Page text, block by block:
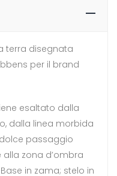
terra disegnata
per il brand
esaltato dalla
dalla linea morbida
passaggio
zona d’ombra
in zama; stelo in